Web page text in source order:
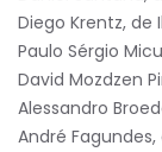
Diego Krentz, de
Paulo Sérgio
David Mozdzen
Alessandro
André